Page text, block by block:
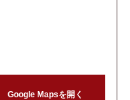
Google Mapsを開く